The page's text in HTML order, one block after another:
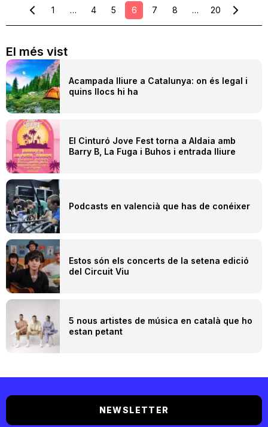
1 … 4 5 6 7 8 … 20
El més vist
Acampada lliure a Catalunya: on és legal i
quins llocs hi ha
El Cinturó Jove Fest torna a Aldaia amb
Barry B, La Fuga i Buhos i entrada lliure
Podcasts en valencià que has de conéixer
Estos són els concerts de la setena edició
del Circuit Viu
5 nous artistes de música en català que ho
estan petant
NEWSLETTER